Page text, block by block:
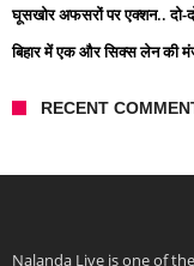
घूसखोर अफसरों पर एक्शन.. दो-
बिहार में एक और सिक्स लेन की
RECENT
Nalanda Live is one of